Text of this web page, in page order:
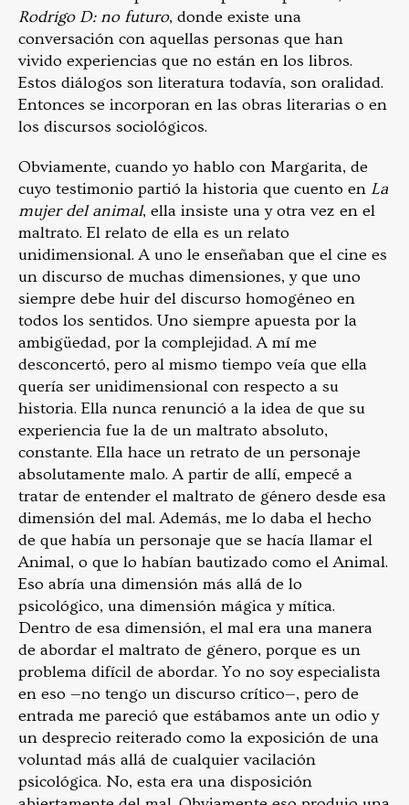
Rodrigo D: no futuro, donde existe una
conversación con aquellas personas que han
vivido experiencias que no están en los libros.
Estos diálogos son literatura todavía, son oralidad.
Entonces se incorporan en las obras literarias o en
los discursos sociológicos.
Obviamente, cuando yo hablo con Margarita, de
cuyo testimonio partió la historia que cuento en La
mujer del animal, ella insiste una y otra vez en el
maltrato. El relato de ella es un relato
unidimensional. A uno le enseñaban que el cine es
un discurso de muchas dimensiones, y que uno
siempre debe huir del discurso homogéneo en
todos los sentidos. Uno siempre apuesta por la
ambigüedad, por la complejidad. A mí me
desconcertó, pero al mismo tiempo veía que ella
quería ser unidimensional con respecto a su
historia. Ella nunca renunció a la idea de que su
experiencia fue la de un maltrato absoluto,
constante. Ella hace un retrato de un personaje
absolutamente malo. A partir de allí, empecé a
tratar de entender el maltrato de género desde esa
dimensión del mal. Además, me lo daba el hecho
de que había un personaje que se hacía llamar el
Animal, o que lo habían bautizado como el Animal.
Eso abría una dimensión más allá de lo
psicológico, una dimensión mágica y mítica.
Dentro de esa dimensión, el mal era una manera
de abordar el maltrato de género, porque es un
problema difícil de abordar. Yo no soy especialista
en eso —no tengo un discurso crítico—, pero de
entrada me pareció que estábamos ante un odio y
un desprecio reiterado como la exposición de una
voluntad más allá de cualquier vacilación
psicológica. No, esta era una disposición